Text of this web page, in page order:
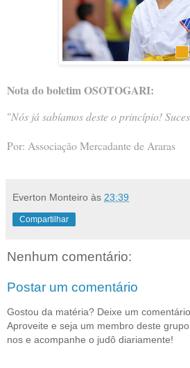
Nota do boletim OSOTOGARI:
"Nós já sabíamos deste o princípio!
Por: Associação Mercadante de Araras
Everton Monteiro às 23:39
Compartilhar
Nenhum comentário:
Postar um comentário
Gostou da matéria? Deixe um
Aproveite e seja um membro deste
nos e acompanhe o judô diariamente!